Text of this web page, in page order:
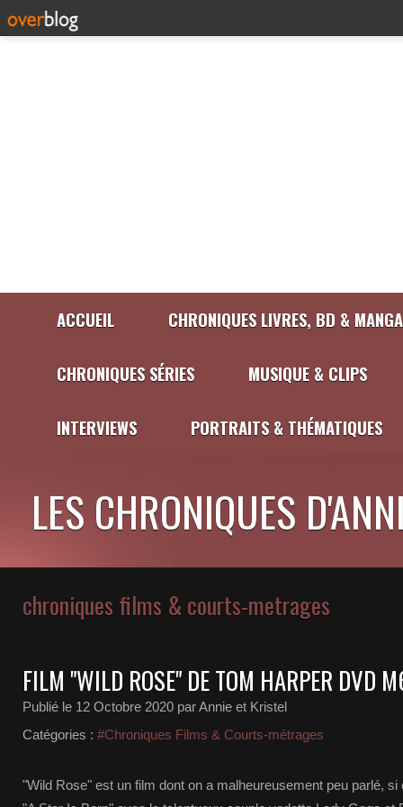
ACCUEIL CHRONIQUES LIVRES, BD &
CHRONIQUES SÉRIES MUSIQUE & CLIPS
INTERVIEWS PORTRAITS & THÉMATIQUES
LES CHRONIQUES
chroniques films & courts-metrages
FILM "WILD ROSE" DE TOM HARPER DVD
Publié le 12 Octobre 2020 par Annie et Kristel
Catégories : #Chroniques Films & Courts-métrages
"Wild Rose" est un film dont on a malheureusement peu parlé,